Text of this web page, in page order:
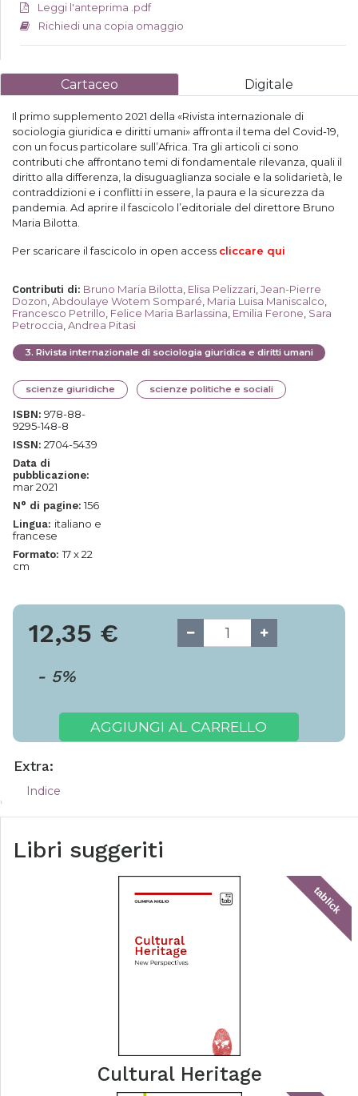
Leggi l'anteprima .pdf
Richiedi una copia omaggio
Cartaceo Digitale
Il primo supplemento 2021 della «Rivista internazionale di
sociologia giuridica e diritti umani» affronta il tema del Covid-19,
con un focus particolare sull’Africa. Tra gli articoli ci sono
contributi che affrontano temi di fondamentale rilevanza, quali il
diritto alla differenza, la disuguaglianza sociale e la solidarietà, le
contraddizioni e i conflitti in essere, la paura e la sicurezza da
pandemia. Ad aprire il fascicolo l’editoriale del direttore Bruno
Maria Bilotta.
Per scaricare il fascicolo in open access cliccare qui
Contributi di: Bruno Maria Bilotta Elisa Pelizzari Jean-Pierre
Dozon Abdoulaye Wotem Somparé Maria Luisa Maniscalco
Francesco Petrillo Felice Maria Barlassina Emilia Ferone Sara
Petroccia Andrea Pitasi
3. Rivista internazionale di sociologia giuridica e diritti umani
scienze giuridiche scienze politiche e sociali
ISBN: 978-88-
9295-148-8
ISSN: 2704-5439
Data di
pubblicazione:
mar 2021
N° di pagine: 156
Lingua: italiano e
francese
Formato: 17 x 22
cm
12,35 €
- 5%
AGGIUNGI AL CARRELLO
Extra:
Indice
Libri suggeriti
tablick
Cultural Heritage